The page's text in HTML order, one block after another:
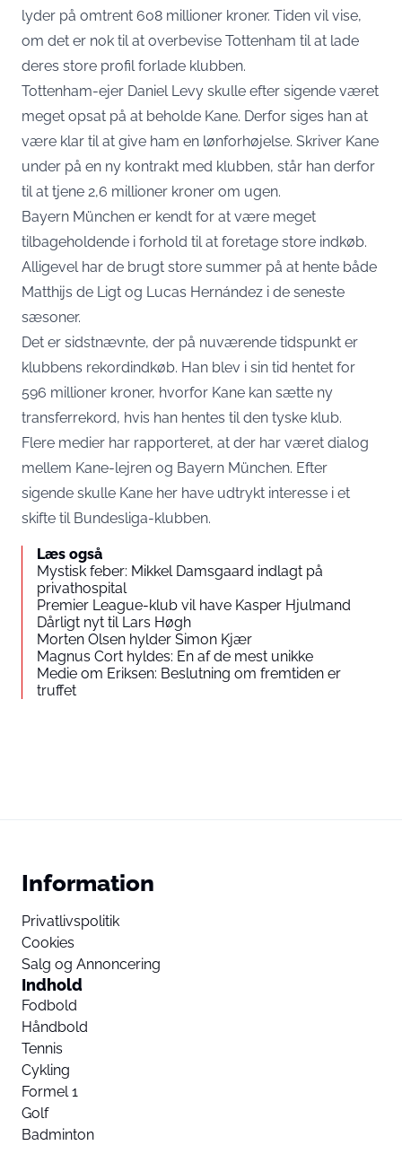
lyder på omtrent 608 millioner kroner. Tiden vil vise,
om det er nok til at overbevise Tottenham til at lade
deres store profil forlade klubben.
Tottenham-ejer Daniel Levy skulle efter sigende været
meget opsat på at beholde Kane. Derfor siges han at
være klar til at give ham en lønforhøjelse. Skriver Kane
under på en ny kontrakt med klubben, står han derfor
til at tjene 2,6 millioner kroner om ugen.
Bayern München er kendt for at være meget
tilbageholdende i forhold til at foretage store indkøb.
Alligevel har de brugt store summer på at hente både
Matthijs de Ligt og Lucas Hernández i de seneste
sæsoner.
Det er sidstnævnte, der på nuværende tidspunkt er
klubbens rekordindkøb. Han blev i sin tid hentet for
596 millioner kroner, hvorfor Kane kan sætte ny
transferrekord, hvis han hentes til den tyske klub.
Flere medier har rapporteret, at der har været dialog
mellem Kane-lejren og Bayern München. Efter
sigende skulle Kane her have udtrykt interesse i et
skifte til Bundesliga-klubben.
Læs også
Mystisk feber: Mikkel Damsgaard indlagt på
privathospital
Premier League-klub vil have Kasper Hjulmand
Dårligt nyt til Lars Høgh
Morten Olsen hylder Simon Kjær
Magnus Cort hyldes: En af de mest unikke
Medie om Eriksen: Beslutning om fremtiden er
truffet
Information
Privatlivspolitik
Cookies
Salg og Annoncering
Indhold
Fodbold
Håndbold
Tennis
Cykling
Formel 1
Golf
Badminton